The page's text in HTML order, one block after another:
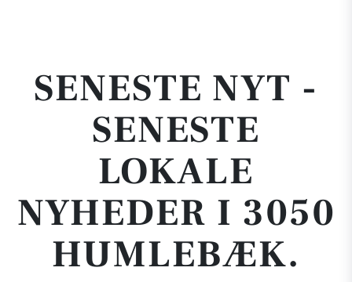
SENESTE NYT -
SENESTE
LOKALE
NYHEDER I 3050
HUMLEBÆK.